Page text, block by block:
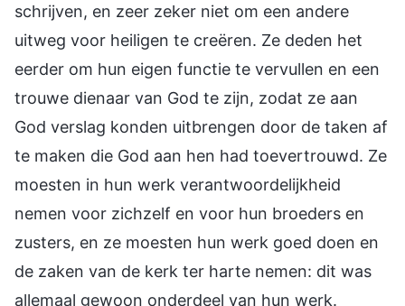
schrijven, en zeer zeker niet om een andere
uitweg voor heiligen te creëren. Ze deden het
eerder om hun eigen functie te vervullen en een
trouwe dienaar van God te zijn, zodat ze aan
God verslag konden uitbrengen door de taken af
te maken die God aan hen had toevertrouwd. Ze
moesten in hun werk verantwoordelijkheid
nemen voor zichzelf en voor hun broeders en
zusters, en ze moesten hun werk goed doen en
de zaken van de kerk ter harte nemen: dit was
allemaal gewoon onderdeel van hun werk.